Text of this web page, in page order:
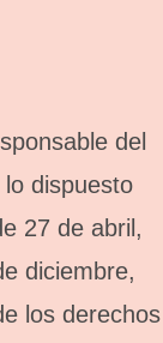
del
dispuesto
27 de abril,
diciembre,
los derechos